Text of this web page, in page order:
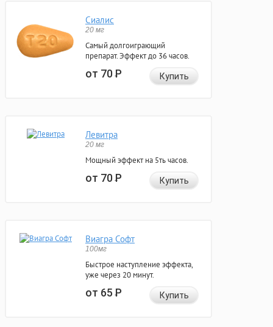
Сиалис
20 мг
Самый долгоиграющий
препарат. Эффект до 36 часов.
от 70Р Купить
Левитра
20 мг
Мощный эффект на 5ть часов.
от 70Р Купить
Виагра Софт
100мг
Быстрое наступление эффекта,
уже через 20 минут.
от 65Р Купить